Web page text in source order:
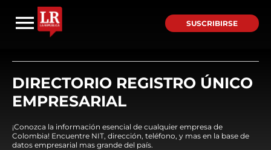
SUSCRIBIRSE
DIRECTORIO REGISTRO ÚNICO
EMPRESARIAL
¡Conozca la información esencial de cualquier empresa de
Colombia! Encuentre NIT, dirección, teléfono, y mas en la base de
datos empresarial mas grande del país.